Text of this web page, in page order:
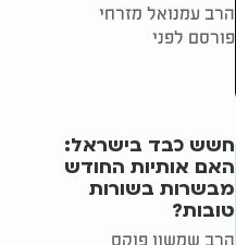
הרב עמנואל מזרחי
פורסם לפני
חשש כבד בישראל:
האם אותיות החודש
מבשרות בשורות
טובות?
הרב שמשון פוקס